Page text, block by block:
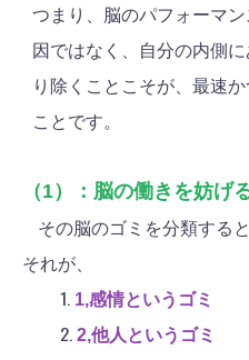
つまり、脳のパフォーマ
因ではなく、自分の内側
り除くことこそが、最速
ことです。
（1）：脳の働きを妨げ
その脳のゴミを分類する
それが、
1,感情というゴミ
2,他人というゴミ